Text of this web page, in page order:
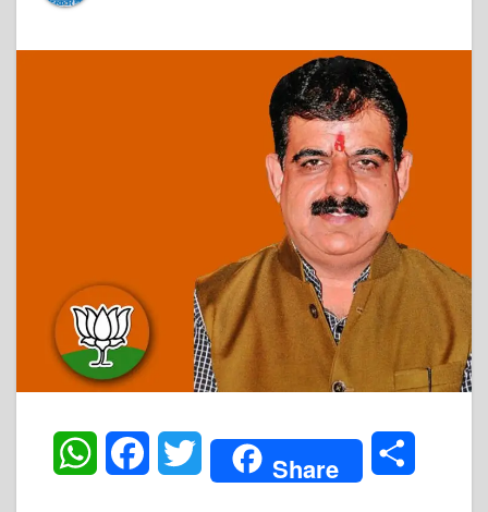
W Share